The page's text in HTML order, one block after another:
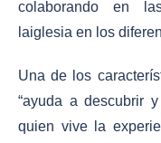
colaborando en
laiglesia en los
Una de los
“ayuda a descubrir
quien vive la